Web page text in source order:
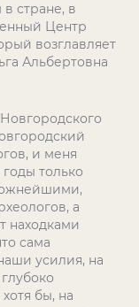
стране, в
Центр
возглавляет
Альбертовна
и меня
только
а
находками
сама
усилия, на
бы, на